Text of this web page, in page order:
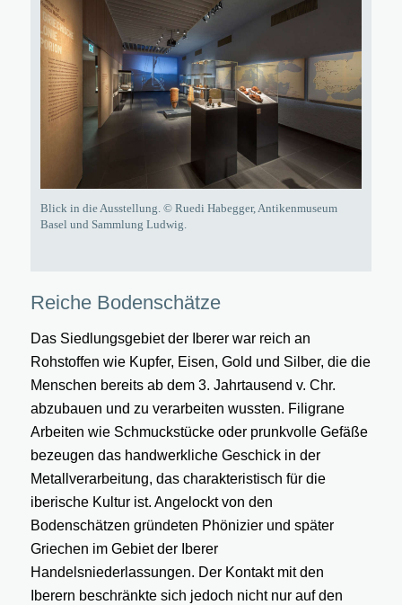
Blick in die Ausstellung. © Ruedi Habegger, Antikenmuseum
Basel und Sammlung Ludwig.
Reiche Bodenschätze
Das Siedlungsgebiet der Iberer war reich an
Rohstoffen wie Kupfer, Eisen, Gold und Silber, die die
Menschen bereits ab dem 3. Jahrtausend v. Chr.
abzubauen und zu verarbeiten wussten. Filigrane
Arbeiten wie Schmuckstücke oder prunkvolle Gefäße
bezeugen das handwerkliche Geschick in der
Metallverarbeitung, das charakteristisch für die
iberische Kultur ist. Angelockt von den
Bodenschätzen gründeten Phönizier und später
Griechen im Gebiet der Iberer
Handelsniederlassungen. Der Kontakt mit den
Iberern beschränkte sich jedoch nicht nur auf den